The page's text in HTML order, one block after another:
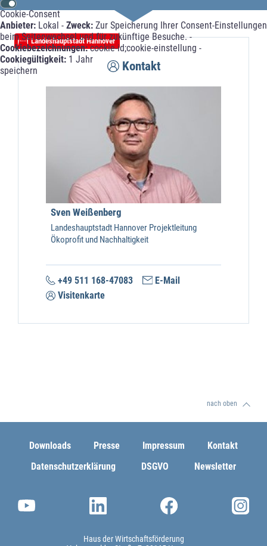
Cookie-Consent
Anbieter: Lokal - Zweck: Zur Speicherung Ihrer Consent-Einstellungen
beim Seitenwechsel und für zukünftige Besuche. -
Cookiebezeichnungen:cookie-id;cookie-einstellung -
Cookiegültigkeit: 1 Jahr
speichern
Kontakt
Landeshauptstadt Hannover
Sven Weißenberg
Landeshauptstadt Hannover Projektleitung
Ökoprofit und Nachhaltigkeit
+49 511 168-47083
E-Mail
Visitenkarte
nach oben
Downloads Presse Impressum
Kontakt
Datenschutzerklärung
DSGVO Newsletter
Haus der Wirtschaftsförderung